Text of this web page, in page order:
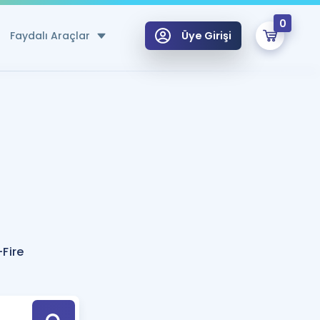
Faydalı Araçlar
Hesaplama Aracı
için Öneriler
Tek Takvimde
Üye Girişi
0
Hoca ile seni sınava hazırlayacak onlarca eğitim seni bekliyor!